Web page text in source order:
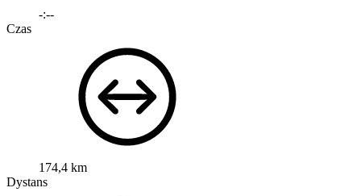
-:--
Czas
174,4 km
Dystans